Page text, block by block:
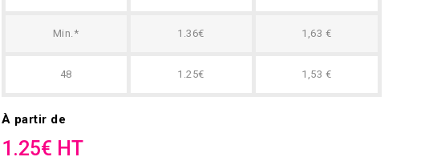
Min.* 1.36€ 1,63 €
48 1.25€ 1,53 €
À partir de
1.25€ HT